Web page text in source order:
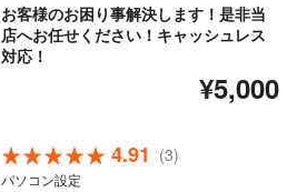
お客様のお困り事解決します！是非当
店へお任せください！キャッシュレス
対応！
¥5,000
4.91 (3)
パソコン設定